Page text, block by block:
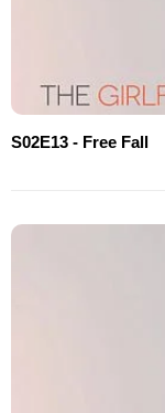
S02E13 - Free Fall